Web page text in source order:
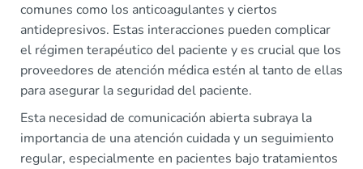
comunes como los anticoagulantes y ciertos
antidepresivos. Estas interacciones pueden complicar
el régimen terapéutico del paciente y es crucial que los
proveedores de atención médica estén al tanto de ellas
para asegurar la seguridad del paciente.
Esta necesidad de comunicación abierta subraya la
importancia de una atención cuidada y un seguimiento
regular, especialmente en pacientes bajo tratamientos